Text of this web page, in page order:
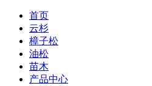
首页
云杉
樟子松
油松
苗木
产品中心